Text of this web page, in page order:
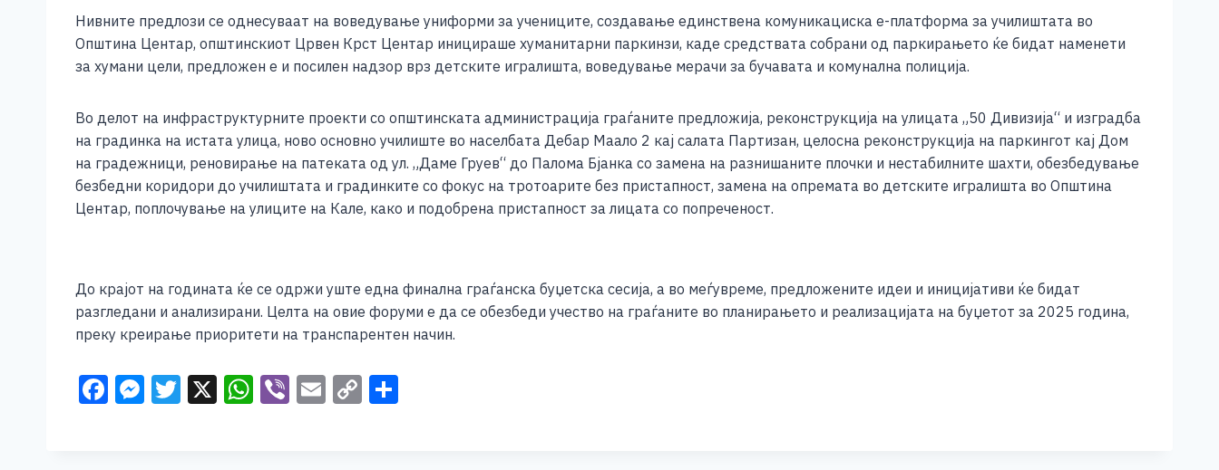
Нивните предлози се однесуваат на воведување униформи за учениците, создавање единствена комуникациска е-платформа за училиштата во
Општина Центар, општинскиот Црвен Крст Центар иницираше хуманитарни паркинзи, каде средствата собрани од паркирањето ќе бидат наменети
за хумани цели, предложен е и посилен надзор врз детските игралишта, воведување мерачи за бучавата и комунална полиција.
Во делот на инфраструктурните проекти со општинската администрација граѓаните предложија, реконструкција на улицата „50 Дивизија“ и изградба
на градинка на истата улица, ново основно училиште во населбата Дебар Маало 2 кај салата Партизан, целосна реконструкција на паркингот кај Дом
на градежници, реновирање на патеката од ул. „Даме Груев“ до Палома Бјанка со замена на разнишаните плочки и нестабилните шахти, обезбедување
безбедни коридори до училиштата и градинките со фокус на тротоарите без пристапност, замена на опремата во детските игралишта во Општина
Центар, поплочување на улиците на Кале, како и подобрена пристапност за лицата со попреченост.
До крајот на годината ќе се одржи уште една финална граѓанска буџетска сесија, а во меѓувреме, предложените идеи и иницијативи ќе бидат
разгледани и анализирани. Целта на овие форуми е да се обезбеди учество на граѓаните во планирањето и реализацијата на буџетот за 2025 година,
преку креирање приоритети на транспарентен начин.
F M T X W Vi E C